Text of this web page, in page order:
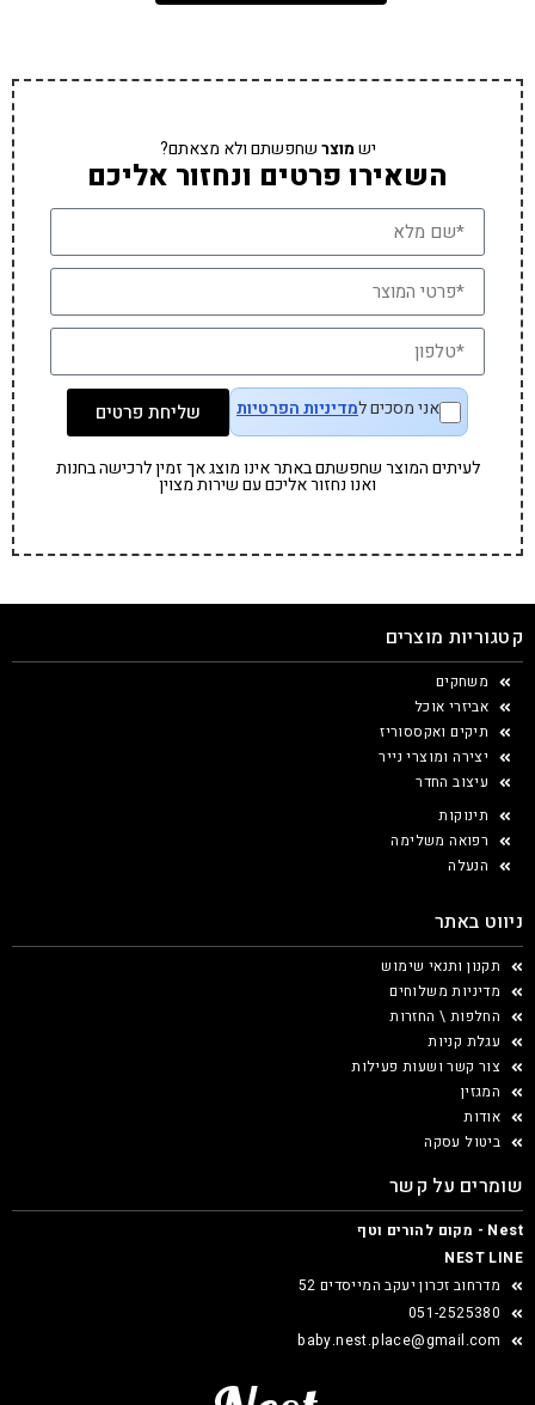
ישמוצרשחפשתם ולא מצאתם?
השאירו פרטים ונחזור אליכם
אני מסכים למדיניות הפרטיות שליחת פרטים
לעיתים המוצר שחפשתם באתר אינו מוצג אך זמין לרכישה בחנות
ואנו נחזור אליכם עם שירות מצוין
קטגוריות מוצרים
משחקים
אביזרי אוכל
תיקים ואקססוריז
יצירה ומוצרי נייר
עיצוב החדר
תינוקות
רפואה משלימה
הנעלה
ניווט באתר
תקנון ותנאי שימוש
מדיניות משלוחים
החלפות \ החזרות
עגלת קניות
צור קשר ושעות פעילות
המגזין
אודות
ביטול עסקה
שומרים על קשר
Nest - מקום להורים וטף
NEST LINE
מדרחוב זכרון יעקב המייסדים 52
051-2525380
baby.nest.place@gmail.com